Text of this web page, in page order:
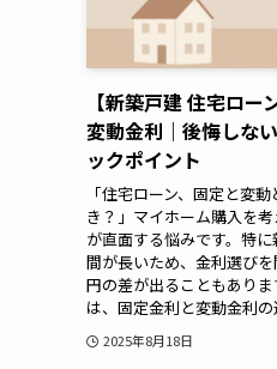
【新築戸建 住宅ロー
変動金利｜後悔しな
ックポイント
「住宅ローン、固定と変
き？」マイホーム購入を
が直面する悩みです。特
間が長いため、金利選び
円の差が出ることもあり
は、固定金利と変動金利
2025年8月18日